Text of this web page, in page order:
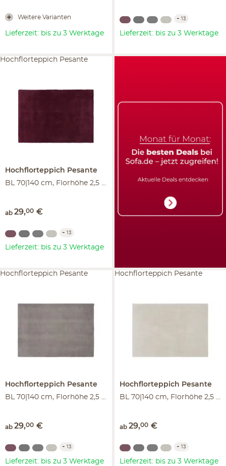
Weitere Varianten
Lieferzeit: bis zu 3 Werktage
+ 13
Lieferzeit: bis zu 3 Werktage
Hochflorteppich Pesante
BL 70|140 cm, Florhöhe 2,5 cm
ab 29,00 €
Hochflorteppich Pesante
+ 13
Lieferzeit: bis zu 3 Werktage
Hochflorteppich Pesante
BL 70|140 cm, Florhöhe 2,5 cm
ab 29,00 €
Hochflorteppich Pesante
+ 13
Lieferzeit: bis zu 3 Werktage
Hochflorteppich Pesante
BL 70|140 cm, Florhöhe 2,5 cm
ab 29,00 €
Hochflorteppich Pesante
+ 13
Lieferzeit: bis zu 3 Werktage